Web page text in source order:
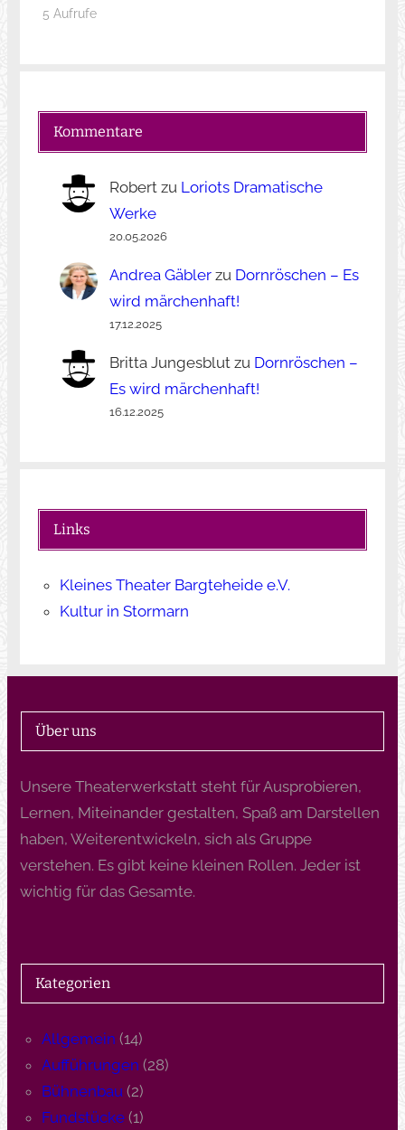
5 Aufrufe
Kommentare
Robertzu Loriots Dramatische
Werke
20.05.2026
Andrea Gäblerzu Dornröschen – Es
wird märchenhaft!
17.12.2025
Britta Jungesblutzu Dornröschen –
Es wird märchenhaft!
16.12.2025
Links
Kleines Theater Bargteheide e.V.
Kultur in Stormarn
Über uns
Unsere Theaterwerkstatt steht für Ausprobieren,
Lernen, Miteinander gestalten, Spaß am Darstellen
haben, Weiterentwickeln, sich als Gruppe
verstehen. Es gibt keine kleinen Rollen. Jeder ist
wichtig für das Gesamte.
Kategorien
Allgemein (14)
Aufführungen (28)
Bühnenbau (2)
Fundstücke(1)